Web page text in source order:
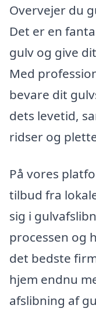
Overvejer du
Det er en
gulv og give
Med
bevare dit
dets levetid,
ridser og
På vores
tilbud fra
sig i
processen og
det bedste
hjem endnu
afslibning af